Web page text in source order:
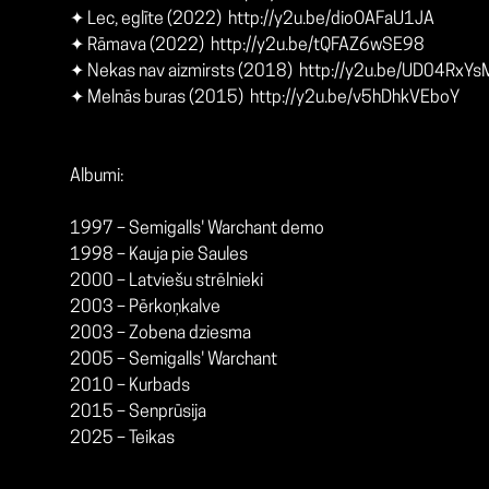
✦ Lec, eglīte (2022) http://y2u.be/dioOAFaU1JA
✦ Rāmava (2022) http://y2u.be/tQFAZ6wSE98
✦ Nekas nav aizmirsts (2018) http://y2u.be/
✦ Melnās buras (2015) http://y2u.be/v5hDhkVEboY
Albumi:
1997 – Semigalls' Warchant demo
1998 – Kauja pie Saules
2000 – Latviešu strēlnieki
2003 – Pērkoņkalve
2003 – Zobena dziesma
2005 – Semigalls' Warchant
2010 – Kurbads
2015 – Senprūsija
2025 – Teikas